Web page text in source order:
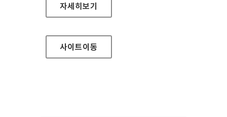
LG SMART WORLD(TV)
자세히보기
사이트이동